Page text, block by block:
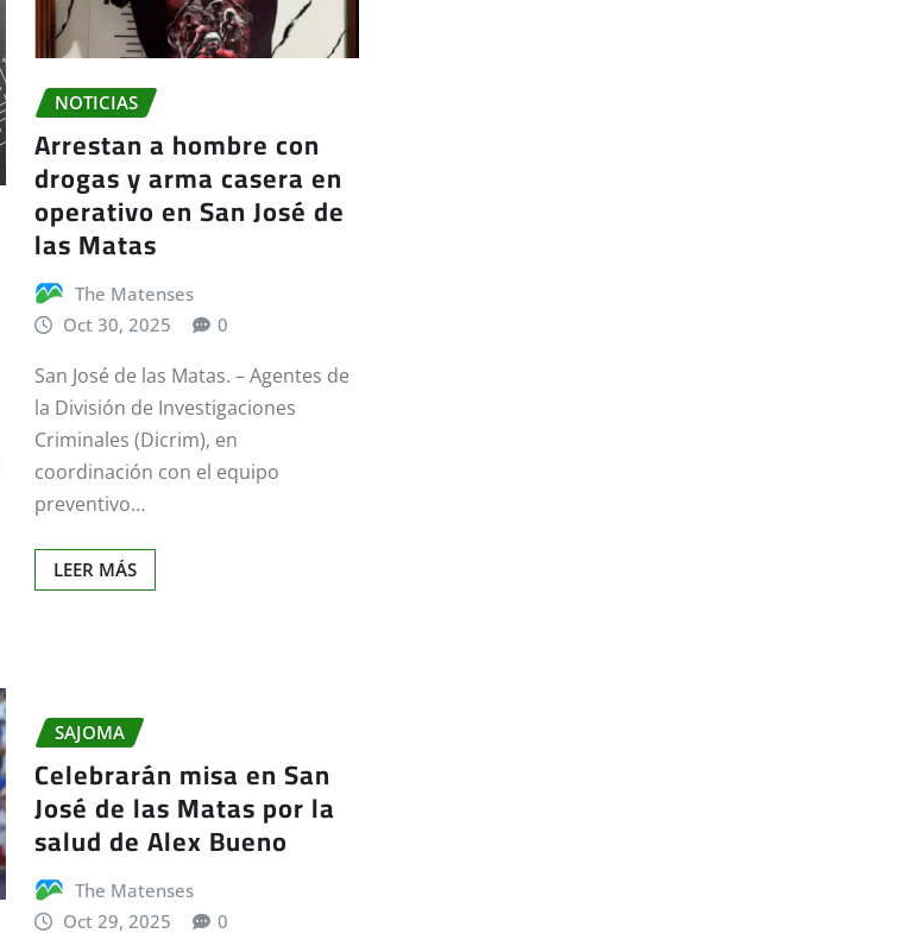
NOTICIAS
Arrestan a hombre con
drogas y arma casera en
operativo en San José de
las Matas
The Matenses
Oct 30, 2025
0
San José de las Matas. – Agentes de
la División de Investigaciones
Criminales (Dicrim), en
coordinación con el equipo
preventivo…
LEER MÁS
SAJOMA
Celebrarán misa en San
José de las Matas por la
salud de Alex Bueno
The Matenses
Oct 29, 2025
0